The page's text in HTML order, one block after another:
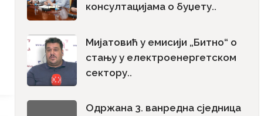
консултацијама о буџету..
Мијатовић у емисији „Битно“ о
стању у електроенергетском
сектору..
Одржана 3. ванредна сједница